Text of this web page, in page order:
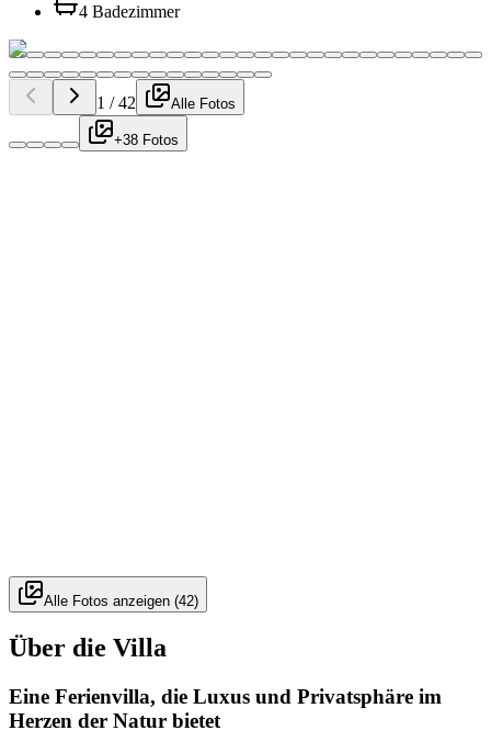
4 Badezimmer
1 /42 Alle Fotos
+38 Fotos
Alle Fotos anzeigen (42)
Über die Villa
Eine Ferienvilla, die Luxus und Privatsphäre im
Herzen der Natur bietet